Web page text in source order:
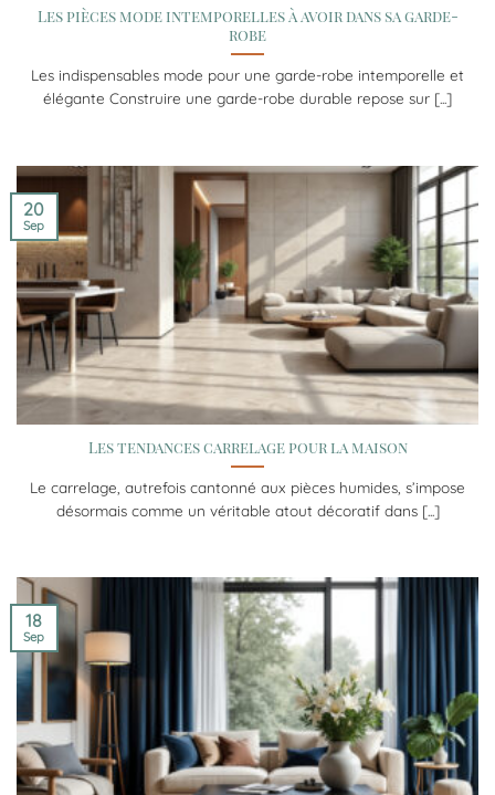
Les pièces mode intemporelles à avoir dans sa garde-
robe
Les indispensables mode pour une garde-robe intemporelle et
élégante Construire une garde-robe durable repose sur [...]
Les tendances carrelage pour la maison
Le carrelage, autrefois cantonné aux pièces humides, s’impose
désormais comme un véritable atout décoratif dans [...]
20
Sep
18
Sep